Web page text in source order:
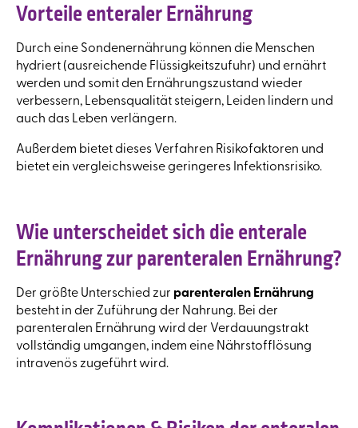
Vorteile enteraler Ernährung
Durch eine Sondenernährung können die Menschen
hydriert (ausreichende Flüssigkeitszufuhr) und ernährt
werden und somit den Ernährungszustand wieder
verbessern, Lebensqualität steigern, Leiden lindern und
auch das Leben verlängern.
Außerdem bietet dieses Verfahren Risikofaktoren und
bietet ein vergleichsweise geringeres Infektionsrisiko.
Wie unterscheidet sich die enterale
Ernährung zur parenteralen Ernährung?
Der größte Unterschied zur parenteralen Ernährung
besteht in der Zuführung der Nahrung. Bei der
parenteralen Ernährung wird der Verdauungstrakt
vollständig umgangen, indem eine Nährstofflösung
intravenös zugeführt wird.